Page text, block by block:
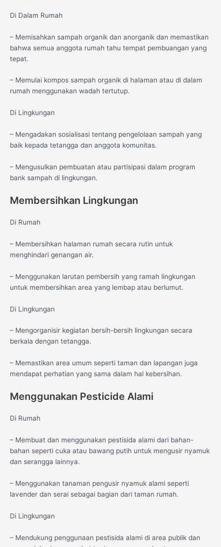
Di Dalam Rumah
– Memisahkan sampah organik dan anorganik dan memastikan
bahwa semua anggota rumah tahu tempat pembuangan yang
tepat.
– Memulai kompos sampah organik di halaman atau di dalam
rumah menggunakan wadah tertutup.
Di Lingkungan
– Mengadakan sosialisasi tentang pengelolaan sampah yang
baik kepada tetangga dan anggota komunitas.
– Mengusulkan pembuatan atau partisipasi dalam program
bank sampah di lingkungan.
Membersihkan Lingkungan
Di Rumah
– Membersihkan halaman rumah secara rutin untuk
menghindari genangan air.
– Menggunakan larutan pembersih yang ramah lingkungan
untuk membersihkan area yang lembap atau berlumut.
Di Lingkungan
– Mengorganisir kegiatan bersih-bersih lingkungan secara
berkala dengan tetangga.
– Memastikan area umum seperti taman dan lapangan juga
mendapat perhatian yang sama dalam hal kebersihan.
Menggunakan Pesticide Alami
Di Rumah
– Membuat dan menggunakan pestisida alami dari bahan-
bahan seperti cuka atau bawang putih untuk mengusir nyamuk
dan serangga lainnya.
– Menggunakan tanaman pengusir nyamuk alami seperti
lavender dan serai sebagai bagian dari taman rumah.
Di Lingkungan
– Mendukung penggunaan pestisida alami di area publik dan